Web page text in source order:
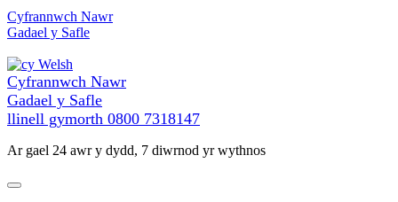
Neidio
i'r
Cyfrannwch Nawr
Gadael y Safle
Welsh
Cyfrannwch Nawr
Gadael y Safle
llinell gymorth 0800 7318147
Ar gael 24 awr y dydd, 7 diwrnod yr wythnos